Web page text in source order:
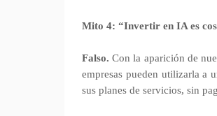
Mito 4: “Invertir en IA es
Falso.Con la aparición de
empresas pueden utilizarla a
sus planes de servicios, sin